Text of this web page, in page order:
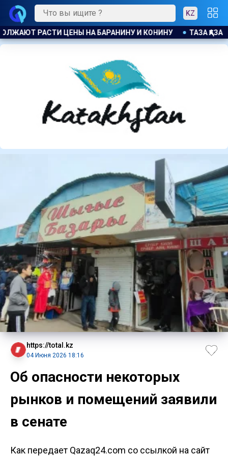
KZ
ҚАЗАҚСТАН : БОЛЕЕ 22 ТЫС. ЖИТЕЛЕЙ АЛМАТИНСКОЙ
https://total.kz
04 Июня 2026 18:16
Об опасности некоторых
рынков и помещений заявили
в сенате
Как передает Qazaq24.com со ссылкой на сайт